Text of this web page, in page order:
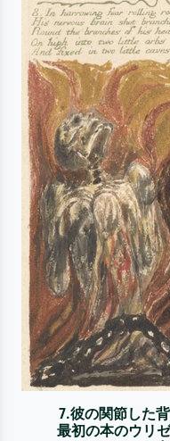
7.彼の関節した
最初の本のウリ